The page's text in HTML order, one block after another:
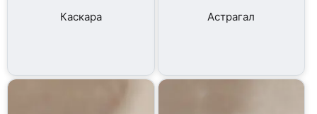
Каскара Астрагал